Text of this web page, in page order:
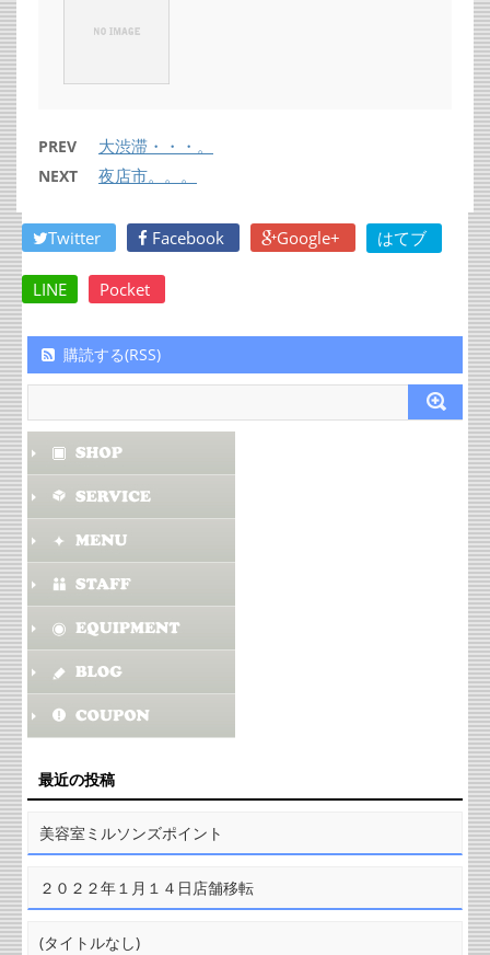
PREV 大渋滞・・・。
NEXT 夜店市。。。
Twitter Facebook Google+ はてブ
LINE Pocket
購読する(RSS)
最近の投稿
美容室ミルソンズポイント
２０２２年１月１４日店舗移転
(タイトルなし)